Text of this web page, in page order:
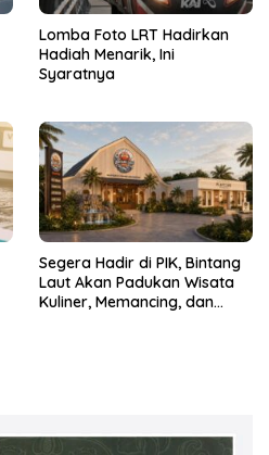
Lomba Foto LRT Hadirkan
Hadiah Menarik, Ini
Syaratnya
Segera Hadir di PIK, Bintang
Laut Akan Padukan Wisata
Kuliner, Memancing, dan